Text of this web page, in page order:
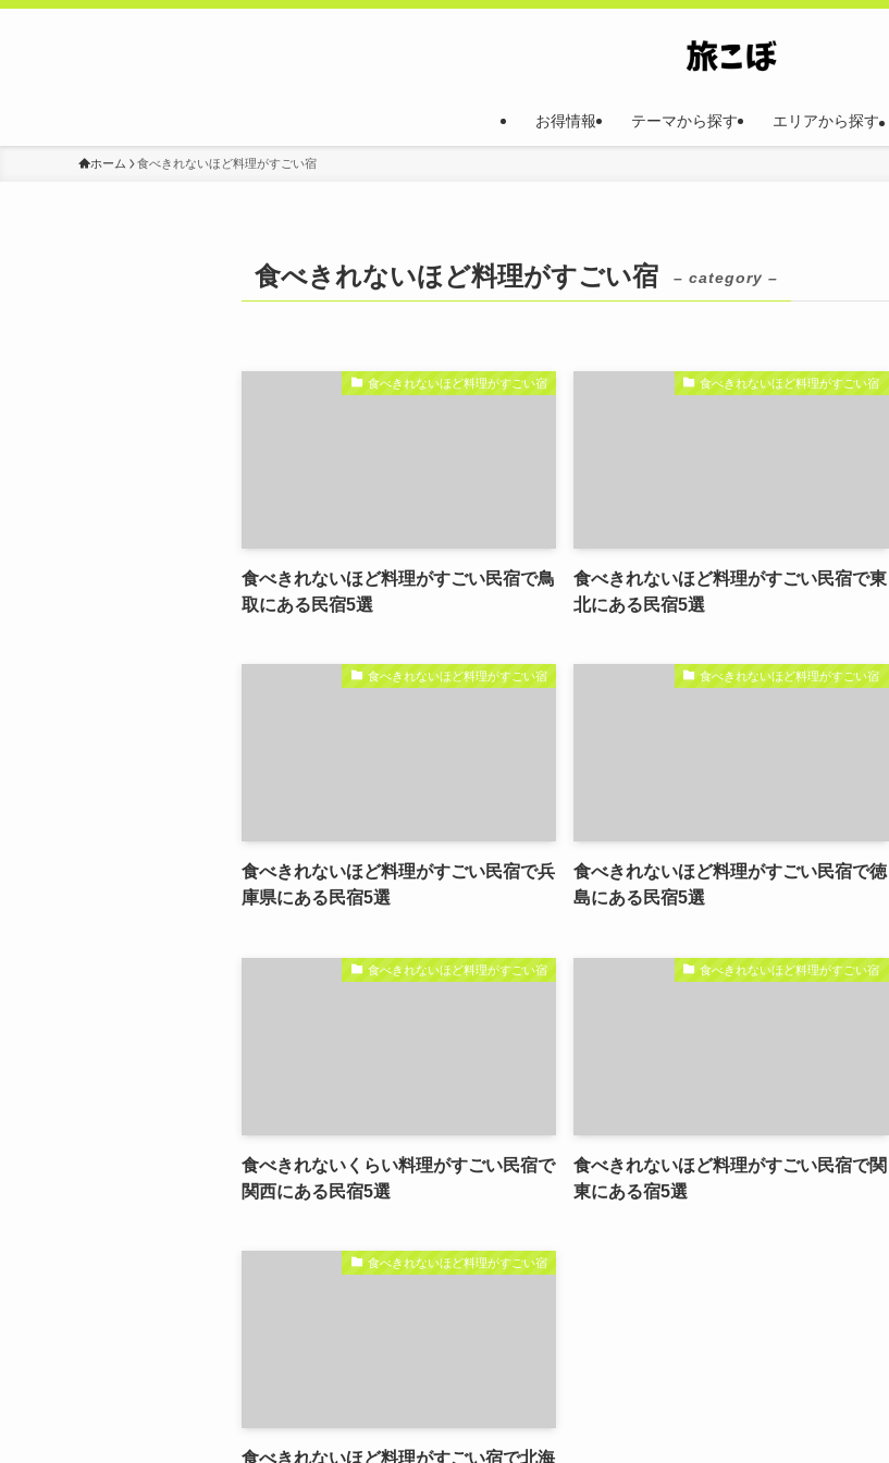
お得情報 テーマから探す エリアから探す
ホーム 食べきれないほど料理がすごい宿
食べきれないほど料理がすごい宿 – category –
食べきれないほど料理がすごい宿
食べきれないほど料理がすごい民宿で鳥
取にある民宿5選
食べきれないほど料理がすごい宿
食べきれないほど料理がすごい民宿で東
北にある民宿5選
食べきれないほど料理がすごい宿
食べきれないほど料理がすごい民宿で兵
庫県にある民宿5選
食べきれないほど料理がすごい宿
食べきれないほど料理がすごい民宿で徳
島にある民宿5選
食べきれないほど料理がすごい宿
食べきれないくらい料理がすごい民宿で
関西にある民宿5選
食べきれないほど料理がすごい宿
食べきれないほど料理がすごい民宿で関
東にある宿5選
食べきれないほど料理がすごい宿
食べきれないほど料理がすごい宿で北海